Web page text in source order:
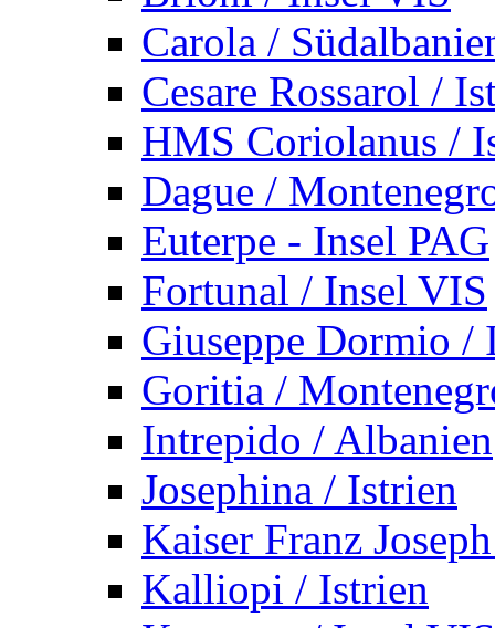
Carola /
Cesare Rossarol /
HMS Coriolanus /
Dague /
Euterpe - Insel PAG
Fortunal / Insel VIS
Giuseppe Dormio /
Goritia /
Intrepido / Albanien
Josephina / Istrien
Kaiser Franz
Kalliopi / Istrien